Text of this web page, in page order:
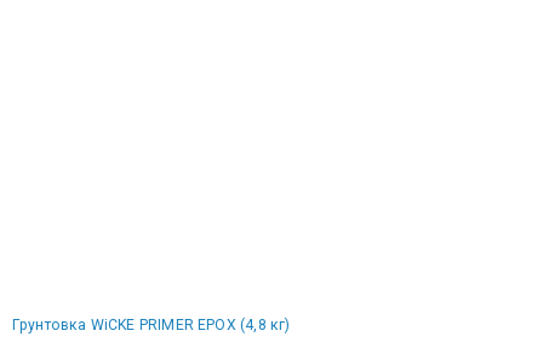
Грунтовка WiCKE PRIMER EPOX (4,8 кг)